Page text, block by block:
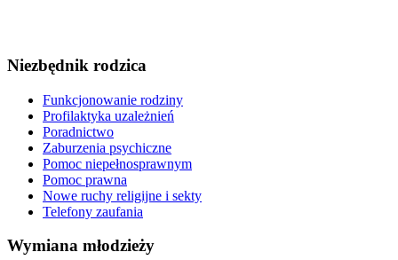
Niezbędnik rodzica
Funkcjonowanie rodziny
Profilaktyka uzależnień
Poradnictwo
Zaburzenia psychiczne
Pomoc niepełnosprawnym
Pomoc prawna
Nowe ruchy religijne i sekty
Telefony zaufania
Wymiana młodzieży